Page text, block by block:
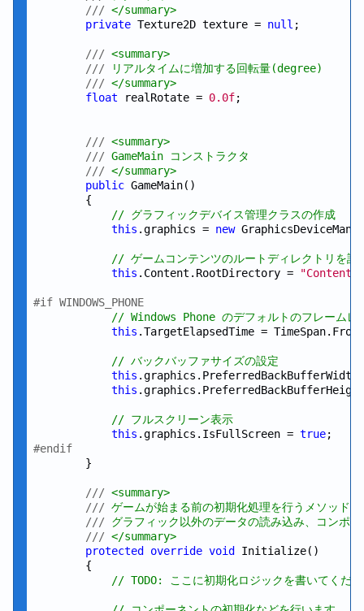
/// </summary>
private Texture2D texture = null ;
/// <summary>
/// リアルタイムに増加する回転量(degree)
/// </summary>
float realRotate = 0.0f;
/// <summary>
/// GameMain コンストラクタ
/// </summary>
public GameMain()
        {
// グラフィックデバイス管理クラスの作成
this .graphics = new
// ゲームコンテンツのルートディレクトリを設
this .Content.RootDirectory = "Content"
#if WINDOWS_PHONE
// Windows Phone のデフォルトのフレームレ
this .TargetElapsedTime =
// バックバッファサイズの設定
this
this
// フルスクリーン表示
this .graphics.IsFullScreen = true
#endif
        }
/// <summary>
/// ゲームが始まる前の初期化処理を行うメソッド
/// グラフィック以外のデータの読み込み、コンポ
/// </summary>
protected
override void
Initialize()
        {
// TODO: ここに初期化ロジックを書いてくだ